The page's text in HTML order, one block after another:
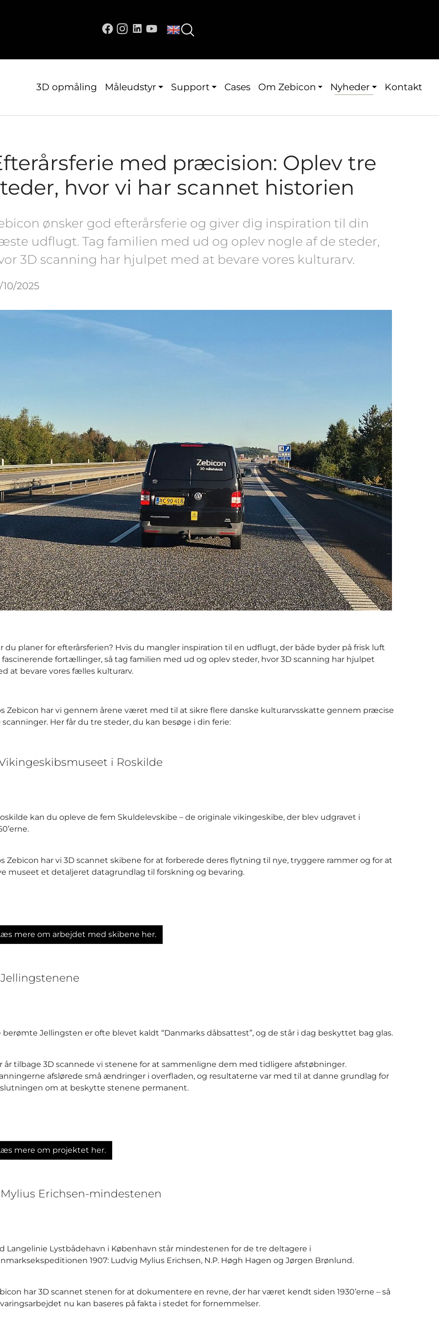
3D opmåling Måleudstyr Support Cases Om Zebicon Nyheder Kontakt
med præcision: Oplev tre
hvor vi har scannet historien
ønsker god efterårsferie og giver dig inspiration til din
udflugt. Tag familien med ud og oplev nogle af de steder,
3D scanning har hjulpet med at bevare vores kulturarv.
10/2025
du planer for efterårsferien? Hvis du mangler inspiration til en udflugt, der både byder på frisk luft
fascinerende fortællinger, så tag familien med ud og oplev steder, hvor 3D scanning har hjulpet
at bevare vores fælles kulturarv.
Zebicon har vi gennem årene været med til at sikre flere danske kulturarvsskatte gennem præcise
scanninger. Her får du tre steder, du kan besøge i din ferie:
Vikingeskibsmuseet i Roskilde
kan du opleve de fem Skuldelevskibe – de originale vikingeskibe, der blev udgravet i
Zebicon har vi 3D scannet skibene for at forberede deres flytning til nye, tryggere rammer og for at
museet et detaljeret datagrundlag til forskning og bevaring.
mere om arbejdet med skibene her.
Jellingstenene
berømte Jellingsten er ofte blevet kaldt “Danmarks dåbsattest”, og de står i dag beskyttet bag glas.
år tilbage 3D scannede vi stenene for at sammenligne dem med tidligere afstøbninger.
afslørede små ændringer i overfladen, og resultaterne var med til at danne grundlag for
om at beskytte stenene permanent.
mere om projektet her.
Mylius Erichsen-mindestenen
Langelinie Lystbådehavn i København står mindestenen for de tre deltagere i
1907: Ludvig Mylius Erichsen, N.P. Høgh Hagen og Jørgen Brønlund.
har 3D scannet stenen for at dokumentere en revne, der har været kendt siden 1930’erne – så
nu kan baseres på fakta i stedet for fornemmelser.